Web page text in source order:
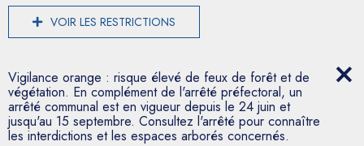
VOIR LES RESTRICTIONS
Vigilance orange : risque élevé de feux de forêt et de
végétation. En complément de l'arrêté préfectoral, un
arrêté communal est en vigueur depuis le 24 juin et
jusqu'au 15 septembre. Consultez l'arrêté pour connaître
les interdictions et les espaces arborés concernés.